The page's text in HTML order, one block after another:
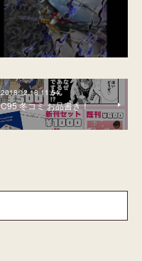
2018.12.18 11:54
C95 冬コミ お品書き！